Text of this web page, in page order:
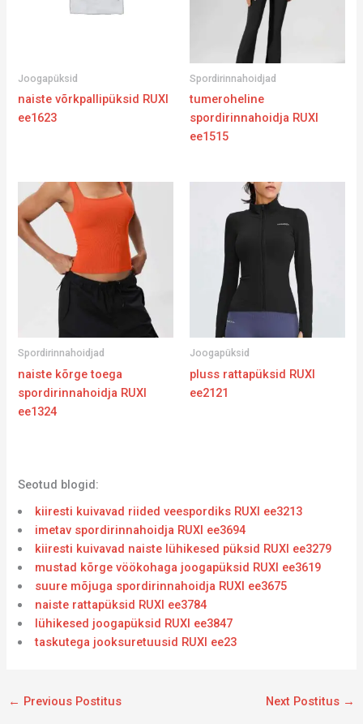
Joogapüksid
naiste võrkpallipüksid RUXI
ee1623
Spordirinnahoidjad
tumeroheline
spordirinnahoidja RUXI
ee1515
Spordirinnahoidjad
naiste kõrge toega
spordirinnahoidja RUXI
ee1324
Joogapüksid
pluss rattapüksid RUXI
ee2121
Seotud blogid:
kiiresti kuivavad riided veespordiks RUXI ee3213
imetav spordirinnahoidja RUXI ee3694
kiiresti kuivavad naiste lühikesed püksid RUXI ee3279
mustad kõrge vöökohaga joogapüksid RUXI ee3619
suure mõjuga spordirinnahoidja RUXI ee3675
naiste rattapüksid RUXI ee3784
lühikesed joogapüksid RUXI ee3847
taskutega jooksuretuusid RUXI ee23
← Previous Postitus Next Postitus →